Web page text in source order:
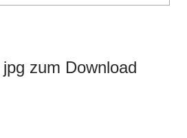
zum Download